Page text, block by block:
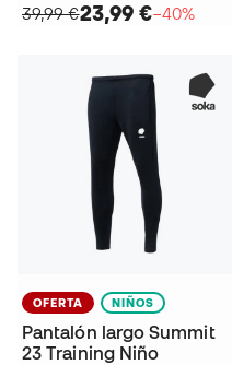
39,99 €23,99 €−40%
OFERTA NIÑOS
Pantalón largo Summit
23 Training Niño